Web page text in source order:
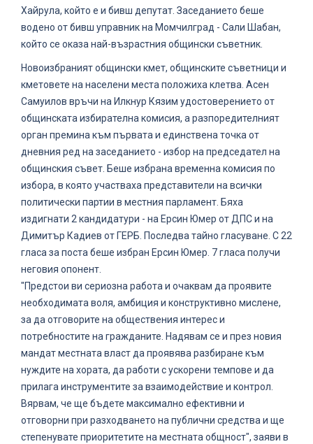
Хайрула, който е и бивш депутат. Заседанието беше
водено от бивш управник на Момчилград - Сали Шабан,
който се оказа най-възрастния общински съветник.
Новоизбраният общински кмет, общинските съветници и
кметовете на населени места положиха клетва. Асен
Самуилов връчи на Илкнур Кязим удостоверението от
общинската избирателна комисия, а разпоредителният
орган премина към първата и единствена точка от
дневния ред на заседанието - избор на председател на
общинския съвет. Беше избрана временна комисия по
избора, в която участваха представители на всички
политически партии в местния парламент. Бяха
издигнати 2 кандидатури - на Ерсин Юмер от ДПС и на
Димитър Кадиев от ГЕРБ. Последва тайно гласуване. С 22
гласа за поста беше избран Ерсин Юмер. 7 гласа получи
неговия опонент.
"Предстои ви сериозна работа и очаквам да проявите
необходимата воля, амбиция и конструктивно мислене,
за да отговорите на обществения интерес и
потребностите на гражданите. Надявам се и през новия
мандат местната власт да проявява разбиране към
нуждите на хората, да работи с ускорени темпове и да
прилага инструментите за взаимодействие и контрол.
Вярвам, че ще бъдете максимално ефективни и
отговорни при разходването на публични средства и ще
степенувате приоритетите на местната общност", заяви в